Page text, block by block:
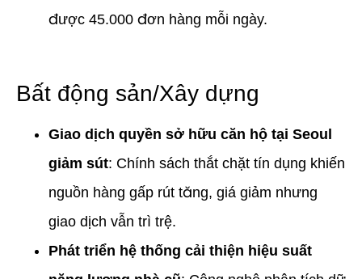
được 45.000 đơn hàng mỗi ngày.
Bất động sản/Xây dựng
Giao dịch quyền sở hữu căn hộ tại Seoul
giảm sút: Chính sách thắt chặt tín dụng khiến
nguồn hàng gấp rút tăng, giá giảm nhưng
giao dịch vẫn trì trệ.
Phát triển hệ thống cải thiện hiệu suất